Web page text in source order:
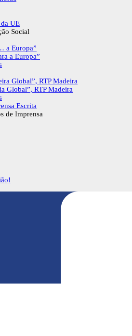
UE
Social
a Europa”
a Europa”
Global”, RTP Madeira
Global”, RTP Madeira
Escrita
de Imprensa